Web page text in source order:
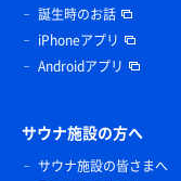
誕生時のお話
iPhoneアプリ
Androidアプリ
サウナ施設の方へ
サウナ施設の皆さまへ